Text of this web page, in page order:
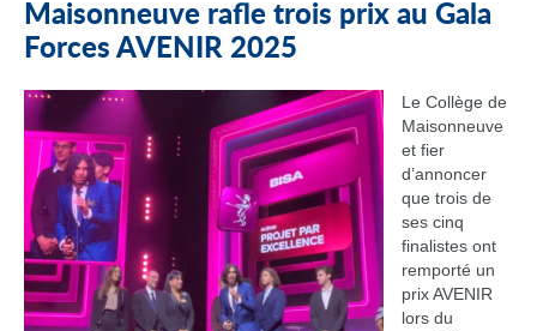
Maisonneuve rafle trois prix au Gala
Forces AVENIR 2025
Le Collège de
Maisonneuve
et fier
d’annoncer
que trois de
ses cinq
finalistes ont
remporté un
prix AVENIR
lors du